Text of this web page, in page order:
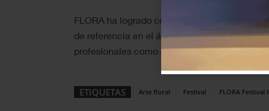
FLORA ha logrado consolidarse en la
de referencia en el ámbito de la cultura floral
profesionales como a amantes de la
ETIQUETAS Arte floral Festival FLORA